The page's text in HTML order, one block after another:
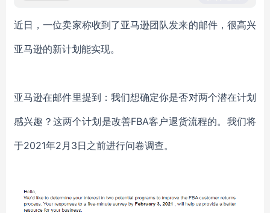
近日，一位卖家称收到了亚马逊团队发来的邮件，很高兴
亚马逊的新计划能实现。
亚马逊在邮件里提到：我们想确定你是否对两个潜在计划
感兴趣？这两个计划是改善FBA客户退货流程的。我们将
于2021年2月3日之前进行问卷调查。